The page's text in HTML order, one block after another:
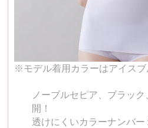
※モデル着用カラーはアイスブ
ノーブルセピア、ブラッ
開！
透けにくいカラーナンバー